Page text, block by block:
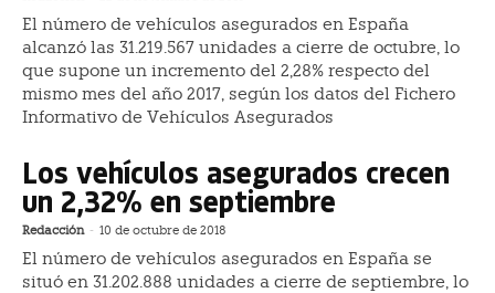
El número de vehículos asegurados en España
alcanzó las 31.219.567 unidades a cierre de octubre, lo
que supone un incremento del 2,28% respecto del
mismo mes del año 2017, según los datos del Fichero
Informativo de Vehículos Asegurados
Los vehículos asegurados crecen
un 2,32% en septiembre
Redacción - 10 de octubre de 2018
El número de vehículos asegurados en España se
situó en 31.202.888 unidades a cierre de septiembre, lo